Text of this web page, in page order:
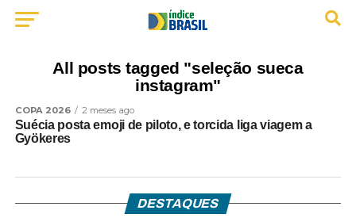
All posts tagged "seleção sueca
instagram"
COPA 2026 2 meses ago
Suécia posta emoji de piloto, e torcida liga viagem a
Gyökeres
DESTAQUES